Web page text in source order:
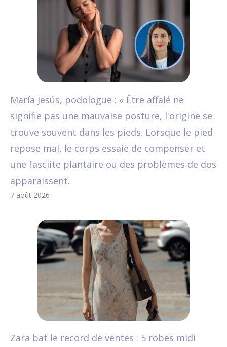
María Jesús, podologue : « Être affalé ne
signifie pas une mauvaise posture, l'origine se
trouve souvent dans les pieds. Lorsque le pied
repose mal, le corps essaie de compenser et
une fasciite plantaire ou des problèmes de dos
apparaissent.
7 août 2026
Zara bat le record de ventes : 5 robes midi